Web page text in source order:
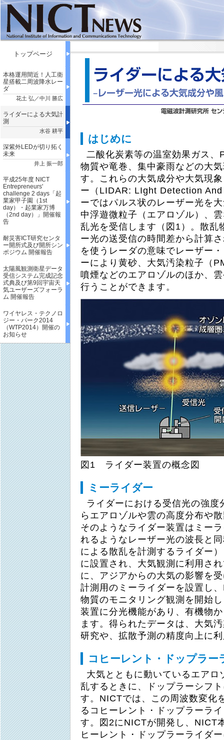
トップページ
本格運用間近！人工衛
星搭載二周波降水レー
ダ
花土 弘／中川 勝広
ライダーによる大気計
測
水谷 耕平
深紫外LEDが切り拓く
未来
井上 振一郎
平成25年度 NICT
Entrepreneurs'
challenge 2 days「起
業家甲子園（1st
day）・起業家万博
（2nd day）」開催報
告
耐災害ICT研究センタ
ー開所式及び開所シン
ポジウム 開催報告
太陽風観測衛星データ
受信システム完成記念
式典及び第9回宇宙天
気ユーザーズフォーラ
ム 開催報告
ワイヤレス・テクノロ
ジー・パーク2014
（WTP2014）開催の
お知らせ
はじめに
二酸化炭素等の温室効果ガス
物質や竜巻、集中豪雨などの大
す。これらの大気成分や大気現
ー（LIDAR: LIght Detection
ーではパルス状のレーザー光を
中浮遊微粒子（エアロゾル）、
乱光を受信します（図1）。散乱
ー光の送受信の時間差から計算
を使うレーダの意味でレーザー
ーにより黄砂、大気汚染粒子（
噴煙などのエアロゾルのほか、
行うことができます。
図1 ライダー装置の概念図
ミーライダー
ライダーにおける受信光の強
らエアロゾルや雲の高度分布や
そのようなライダー装置はミー
れるようなレーザー光の波長と
による散乱を計測するライダー
に設置され、大気観測に利用さ
に、アジアからの大気の影響を
計測用のミーライダーを設置し
物質のモニタリング観測を開始
装置に分光機能があり、有機物
ます。得られたデータは、大気
研究や、拡散予測の精度向上に
コヒーレント・ドップラー
大気とともに動いているエア
乱するときに、ドップラーシフ
す。NICTでは、この周波数変化
るコヒーレント・ドップラーラ
す。図2にNICTが開発し、NICT
ヒーレント・ドップラーライダ